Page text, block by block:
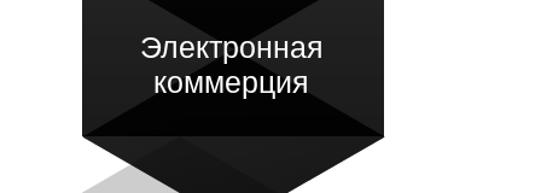
Электронная
коммерция